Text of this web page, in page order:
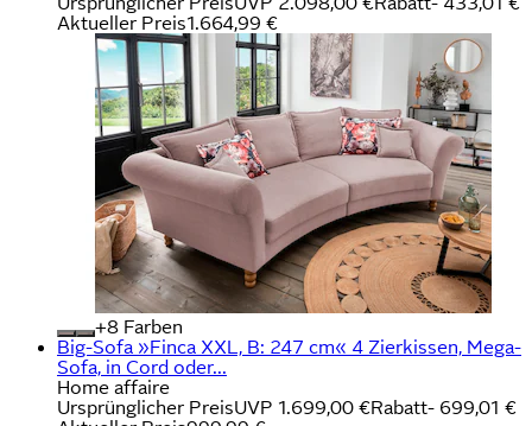
Aktueller Preis1.664,99 €
+
Farben
Big-Sofa »Finca XXL, B: 247 cm« 4 Zierkissen, Mega-
Sofa, in Cord oder...
Home affaire
Ursprünglicher PreisUVP 1.699,00 €Rabatt- 699,01 €